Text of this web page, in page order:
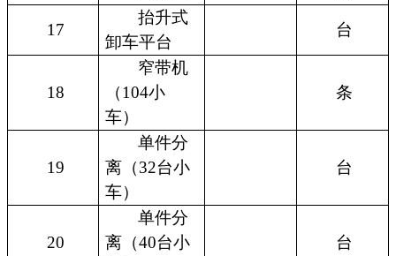
17
抬升式
卸车平台
台
18
窄带机
（104小
车）
条
19
单件分
离（32台小
车）
台
20
单件分
离（40台小
台